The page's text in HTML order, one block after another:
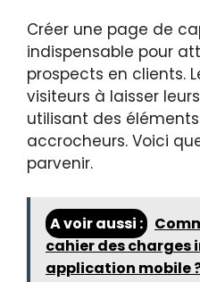
Créer une page de
indispensable pour
prospects en clients.
visiteurs à laisser
utilisant des
accrocheurs. Voici
parvenir.
A voir aussi :
cahier des charges
application mobile